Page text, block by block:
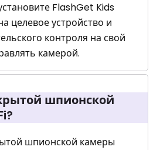
FlashGet Kids
целевое устройство и
контроля на свой
камерой.
шпионской
шпионской камеры